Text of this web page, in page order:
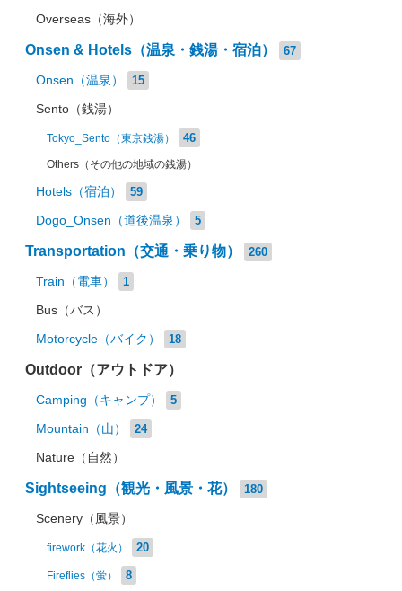
Overseas（海外）
Onsen & Hotels（温泉・銭湯・宿泊） 67
Onsen（温泉） 15
Sento（銭湯）
Tokyo_Sento（東京銭湯） 46
Others（その他の地域の銭湯）
Hotels（宿泊） 59
Dogo_Onsen（道後温泉） 5
Transportation（交通・乗り物） 260
Train（電車） 1
Bus（バス）
Motorcycle（バイク） 18
Outdoor（アウトドア）
Camping（キャンプ） 5
Mountain（山） 24
Nature（自然）
Sightseeing（観光・風景・花） 180
Scenery（風景）
firework（花火） 20
Fireflies（蛍） 8